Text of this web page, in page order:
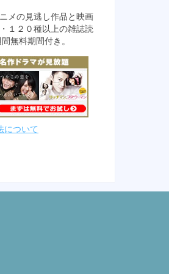
メの見逃し作品と映画
１２０種以上の雑誌読
無料期間付き。
について